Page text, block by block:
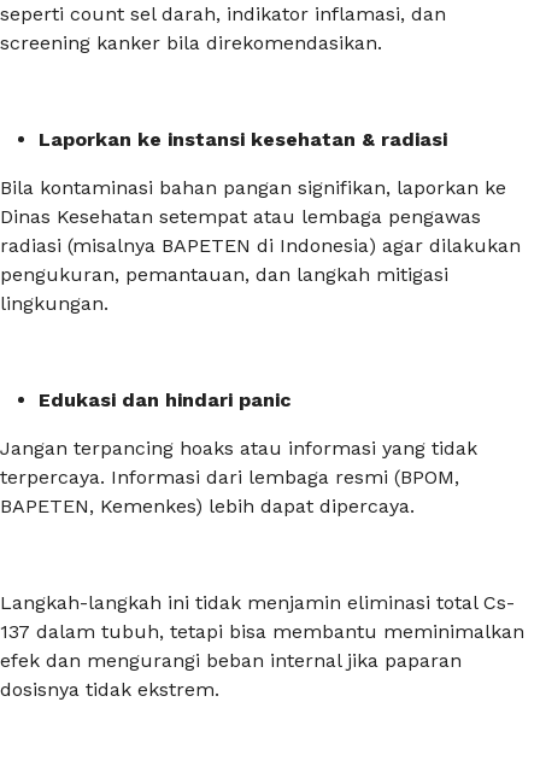
seperti count sel darah, indikator inflamasi, dan
screening kanker bila direkomendasikan.
Laporkan ke instansi kesehatan & radiasi
Bila kontaminasi bahan pangan signifikan, laporkan ke
Dinas Kesehatan setempat atau lembaga pengawas
radiasi (misalnya BAPETEN di Indonesia) agar dilakukan
pengukuran, pemantauan, dan langkah mitigasi
lingkungan.
Edukasi dan hindari panic
Jangan terpancing hoaks atau informasi yang tidak
terpercaya. Informasi dari lembaga resmi (BPOM,
BAPETEN, Kemenkes) lebih dapat dipercaya.
Langkah-langkah ini tidak menjamin eliminasi total Cs-
137 dalam tubuh, tetapi bisa membantu meminimalkan
efek dan mengurangi beban internal jika paparan
dosisnya tidak ekstrem.